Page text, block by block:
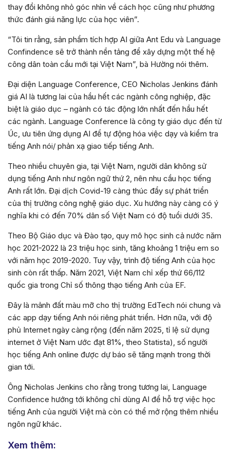
thay đổi không nhỏ góc nhìn về cách học cũng như phương
thức đánh giá năng lực của học viên”.
“Tôi tin rằng, sản phẩm tích hợp AI giữa Ant Edu và Language
Confindence sẽ trở thành nền tảng để xây dựng một thế hệ
công dân toàn cầu mới tại Việt Nam”, bà Hường nói thêm.
Đại diện Language Conference, CEO Nicholas Jenkins đánh
giá AI là tương lai của hầu hết các ngành công nghiệp, đặc
biệt là giáo dục – ngành có tác động lớn nhất đến hầu hết
các ngành. Language Conference là công ty giáo dục đến từ
Úc, ưu tiên ứng dụng AI để tự động hóa việc dạy và kiểm tra
tiếng Anh nói/ phản xạ giao tiếp tiếng Anh.
Theo nhiều chuyên gia, tại Việt Nam, người dân không sử
dụng tiếng Anh như ngôn ngữ thứ 2, nên nhu cầu học tiếng
Anh rất lớn. Đại dịch Covid-19 càng thúc đẩy sự phát triển
của thị trường công nghệ giáo dục. Xu hướng này càng có ý
nghĩa khi có đến 70% dân số Việt Nam có độ tuổi dưới 35.
Theo Bộ Giáo dục và Đào tạo, quy mô học sinh cả nước năm
học 2021-2022 là 23 triệu học sinh, tăng khoảng 1 triệu em so
với năm học 2019-2020. Tuy vậy, trình độ tiếng Anh của học
sinh còn rất thấp. Năm 2021, Việt Nam chỉ xếp thứ 66/112
quốc gia trong Chỉ số thông thạo tiếng Anh của EF.
Đây là mảnh đất màu mỡ cho thị trường EdTech nói chung và
các app dạy tiếng Anh nói riêng phát triển. Hơn nữa, với độ
phủ Internet ngày càng rộng (đến năm 2025, tỉ lệ sử dụng
internet ở Việt Nam ước đạt 81%, theo Statista), số người
học tiếng Anh online được dự báo sẽ tăng mạnh trong thời
gian tới.
Ông Nicholas Jenkins cho rằng trong tương lai, Language
Confidence hướng tới không chỉ dùng AI để hỗ trợ việc học
tiếng Anh của người Việt mà còn có thể mở rộng thêm nhiều
ngôn ngữ khác.
Xem thêm: